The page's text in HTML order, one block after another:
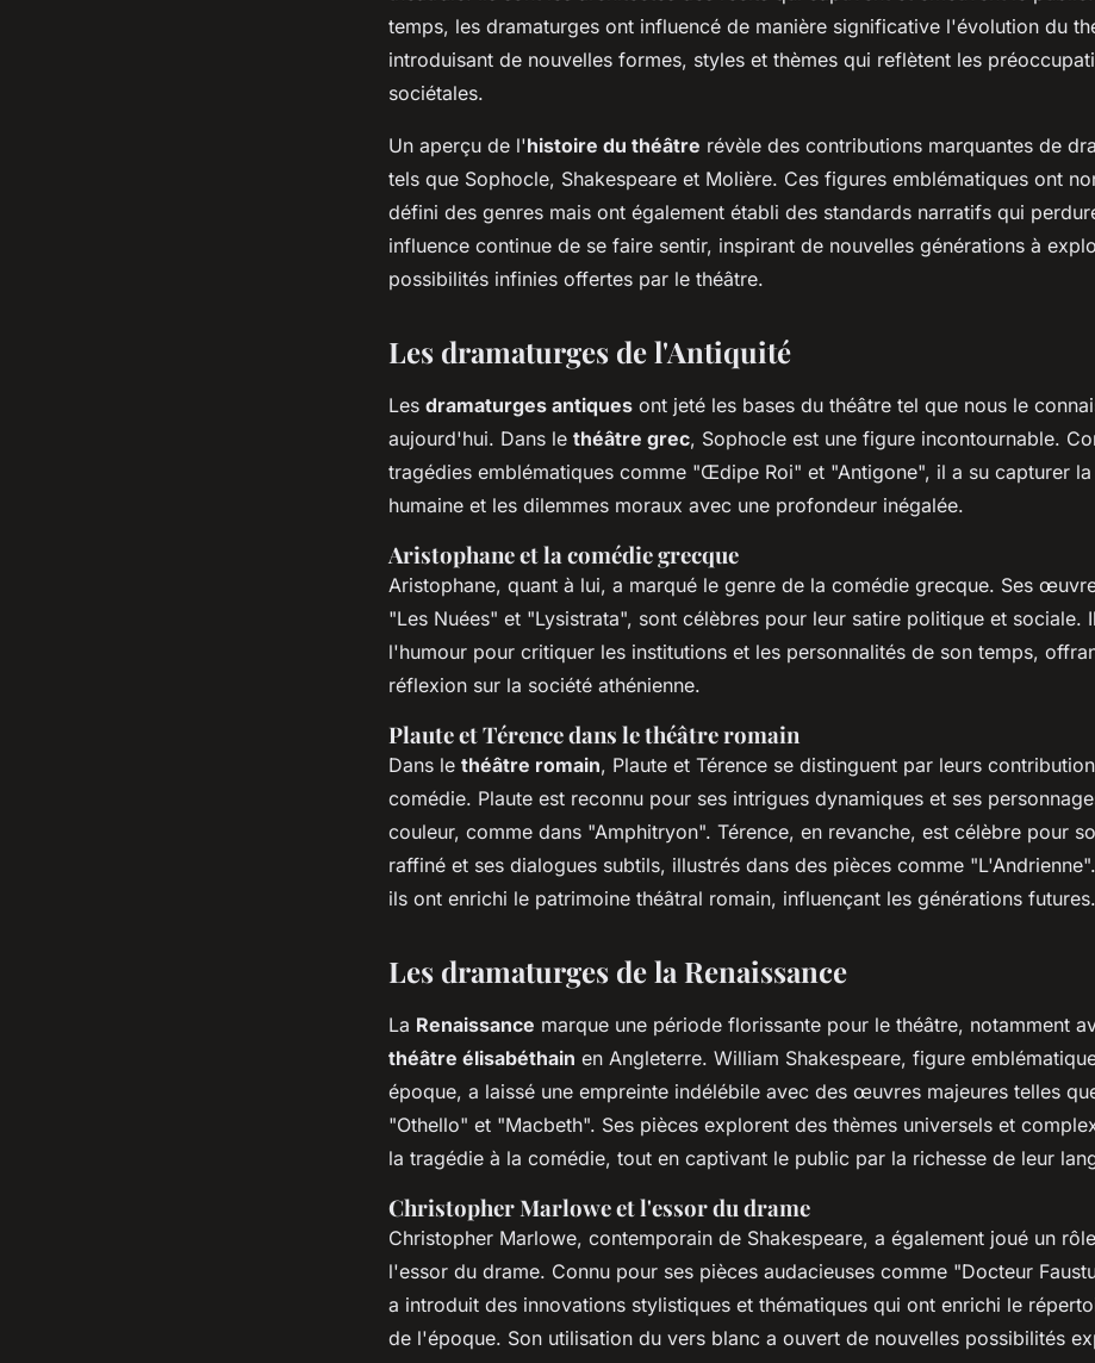
temps, les dramaturges ont influencé de manière significative l'évolution du
introduisant de nouvelles formes, styles et thèmes qui reflètent les
sociétales.
Un aperçu de l'histoire du théâtre révèle des contributions marquantes de
tels que Sophocle, Shakespeare et Molière. Ces figures emblématiques ont
défini des genres mais ont également établi des standards narratifs qui
influence continue de se faire sentir, inspirant de nouvelles générations à
possibilités infinies offertes par le théâtre.
Les dramaturges de l'Antiquité
Les dramaturges antiques ont jeté les bases du théâtre tel que nous le
aujourd'hui. Dans le théâtre grec, Sophocle est une figure incontournable.
tragédies emblématiques comme "Œdipe Roi" et "Antigone", il a su capturer
humaine et les dilemmes moraux avec une profondeur inégalée.
Aristophane et la comédie grecque
Aristophane, quant à lui, a marqué le genre de la comédie grecque. Ses
"Les Nuées" et "Lysistrata", sont célèbres pour leur satire politique et sociale.
l'humour pour critiquer les institutions et les personnalités de son temps,
réflexion sur la société athénienne.
Plaute et Térence dans le théâtre romain
Dans le théâtre romain, Plaute et Térence se distinguent par leurs
comédie. Plaute est reconnu pour ses intrigues dynamiques et ses
couleur, comme dans "Amphitryon". Térence, en revanche, est célèbre pour
raffiné et ses dialogues subtils, illustrés dans des pièces comme
ils ont enrichi le patrimoine théâtral romain, influençant les générations futures.
Les dramaturges de la Renaissance
La Renaissance marque une période florissante pour le théâtre, notamment
théâtre élisabéthain en Angleterre. William Shakespeare, figure
époque, a laissé une empreinte indélébile avec des œuvres majeures telles
"Othello" et "Macbeth". Ses pièces explorent des thèmes universels et
la tragédie à la comédie, tout en captivant le public par la richesse de leur
Christopher Marlowe et l'essor du drame
Christopher Marlowe, contemporain de Shakespeare, a également joué un
l'essor du drame. Connu pour ses pièces audacieuses comme "Docteur
a introduit des innovations stylistiques et thématiques qui ont enrichi le
de l'époque. Son utilisation du vers blanc a ouvert de nouvelles possibilités